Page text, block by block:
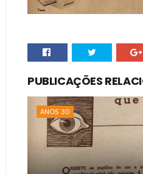
PUBLICAÇÕES
ANOS 30